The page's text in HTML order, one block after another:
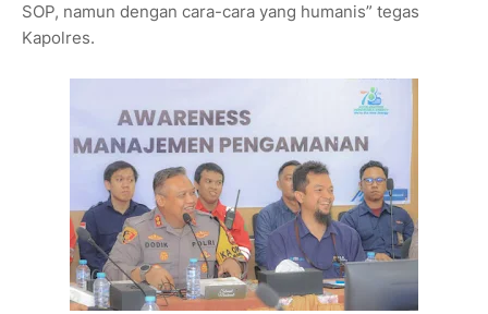
SOP, namun dengan cara-cara yang humanis” tegas
Kapolres.